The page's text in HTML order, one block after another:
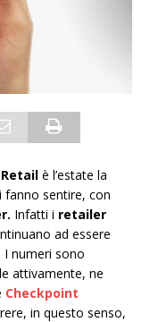
è l’estate la
fanno sentire, con
Infatti i retailer
ad essere
I numeri sono
attivamente, ne
Checkpoint
in questo senso,